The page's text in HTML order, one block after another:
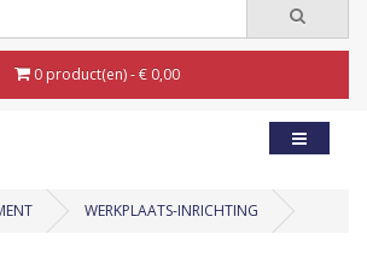
0 product(en) - € 0,00
WERKPLAATS-INRICHTING